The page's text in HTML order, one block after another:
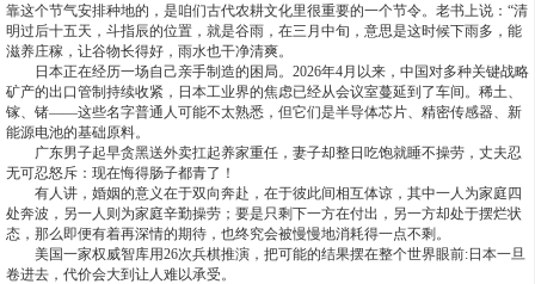
靠这个节气安排种地的，是咱们古代农耕文化里很重要的一个节令。老书上说：“清
明过后十五天，斗指辰的位置，就是谷雨，在三月中旬，意思是这时候下雨多，能
滋养庄稼，让谷物长得好，雨水也干净清爽。
日本正在经历一场自己亲手制造的困局。2026年4月以来，中国对多种关键战略
矿产的出口管制持续收紧，日本工业界的焦虑已经从会议室蔓延到了车间。稀土、
镓、锗——这些名字普通人可能不太熟悉，但它们是半导体芯片、精密传感器、新
能源电池的基础原料。
广东男子起早贪黑送外卖扛起养家重任，妻子却整日吃饱就睡不操劳，丈夫忍
无可忍怒斥：现在悔得肠子都青了！
有人讲，婚姻的意义在于双向奔赴，在于彼此间相互体谅，其中一人为家庭四
处奔波，另一人则为家庭辛勤操劳；要是只剩下一方在付出，另一方却处于摆烂状
态，那么即便有着再深情的期待，也终究会被慢慢地消耗得一点不剩。
美国一家权威智库用26次兵棋推演，把可能的结果摆在整个世界眼前:日本一旦
卷进去，代价会大到让人难以承受。